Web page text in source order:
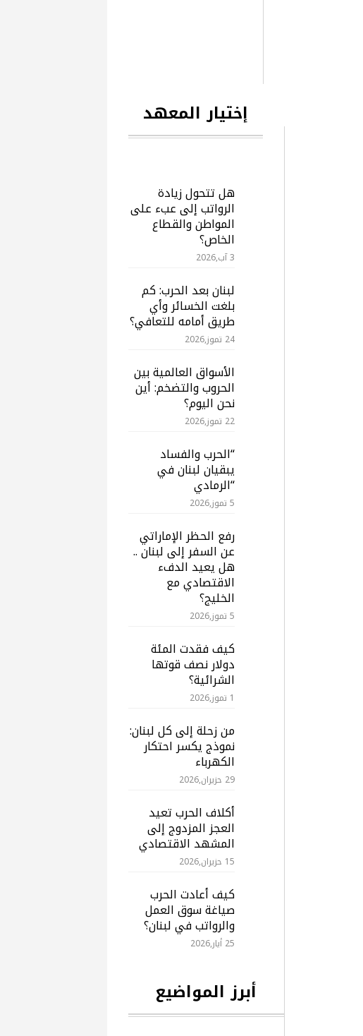
إختيار المعهد
هل تتحول زيادة
الرواتب إلى عبء على
المواطن والقطاع
الخاص؟
3 آب,2026
لبنان بعد الحرب: كم
بلغت الخسائر وأي
طريق أمامه للتعافي؟
24 تموز,2026
الأسواق العالمية بين
الحروب والتضخم: أين
نحن اليوم؟
22 تموز,2026
“الحرب والفساد
يبقيان لبنان في
“الرمادي
5 تموز,2026
رفع الحظر الإماراتي
عن السفر إلى لبنان ..
هل يعيد الدفء
الاقتصادي مع
الخليج؟
5 تموز,2026
كيف فقدت المئة
دولار نصف قوتها
الشرائية؟
1 تموز,2026
من زحلة إلى كل لبنان:
نموذج يكسر احتكار
الكهرباء
29 حزيران,2026
أكلاف الحرب تعيد
العجز المزدوج إلى
المشهد الاقتصادي
15 حزيران,2026
كيف أعادت الحرب
صياغة سوق العمل
والرواتب في لبنان؟
25 أيار,2026
أبرز المواضيع